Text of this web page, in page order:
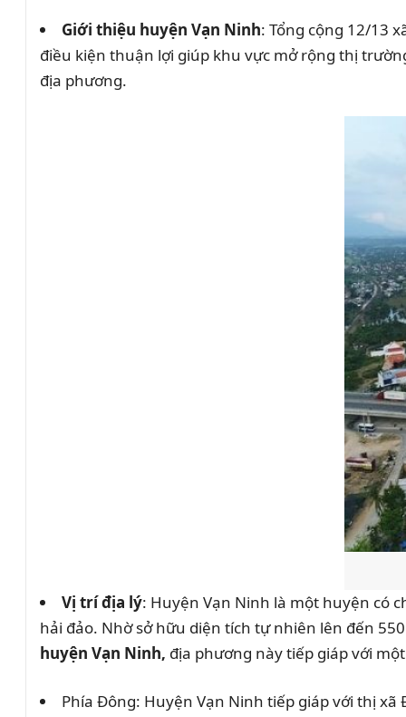
Giới thiệu huyện Vạn Ninh: Tổng cộng 12/13
điều kiện thuận lợi giúp khu vực mở rộng thị
địa phương.
Vị trí địa lý: Huyện Vạn Ninh là một huyện có
hải đảo. Nhờ sở hữu diện tích tự nhiên lên đến
huyện Vạn Ninh, địa phương này tiếp giáp với
Phía Đông: Huyện Vạn Ninh tiếp giáp với thị xã